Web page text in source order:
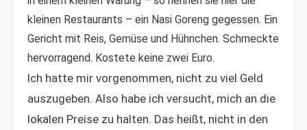
kleinen Restaurants – ein Nasi Goreng gegessen. Ein
Gericht mit Reis, Gemüse und Hühnchen. Schmeckte
hervorragend. Kostete keine zwei Euro.
Ich hatte mir vorgenommen, nicht zu viel Geld
auszugeben. Also habe ich versucht, mich an die
lokalen Preise zu halten. Das heißt, nicht in den